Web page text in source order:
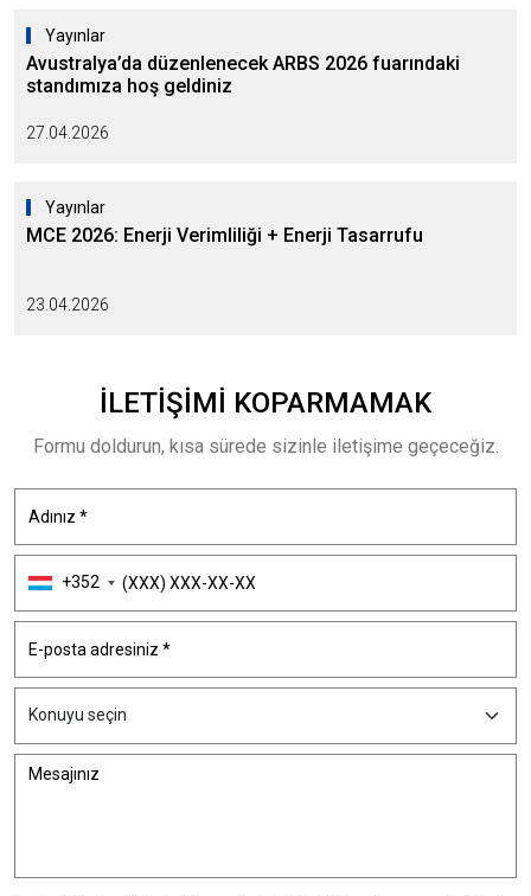
Yayınlar
Avustralya’da düzenlenecek ARBS 2026 fuarındaki
standımıza hoş geldiniz
27.04.2026
Yayınlar
MCE 2026: Enerji Verimliliği + Enerji Tasarrufu
23.04.2026
İLETIŞIMI KOPARMAMAK
Formu doldurun, kısa sürede sizinle iletişime geçeceğiz.
+352